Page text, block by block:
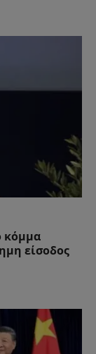
κόμμα
είσοδος